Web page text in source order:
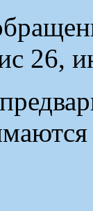
26,